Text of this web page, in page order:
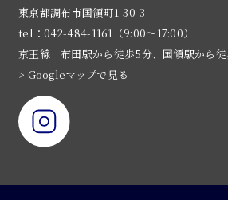
東京都調布市国領町1-30-3
tel：042-484-1161（9:00〜17:00）
京王線 布田駅から徒歩5分、国領駅から
> Googleマップで見る